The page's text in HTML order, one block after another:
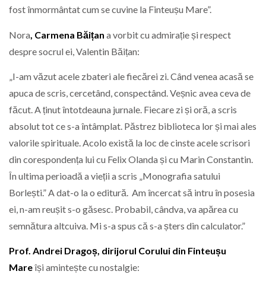
fost înmormântat cum se cuvine la Finteușu Mare”.
Nora , Carmena Băițan a vorbit cu admirație și respect
despre socrul ei, Valentin Băițan:
„I-am văzut acele zbateri ale fiecărei zi. Când venea acasă se
apuca de scris, cercetând, conspectând. Veșnic avea ceva de
făcut. A ținut întotdeauna jurnale. Fiecare zi și oră, a scris
absolut tot ce s-a întâmplat. Păstrez biblioteca lor și mai ales
valorile spirituale. Acolo există la loc de cinste acele scrisori
din corespondența lui cu Felix Olanda și cu Marin Constantin.
În ultima perioadă a vieții a scris „Monografia satului
Borlești.” A dat-o la o editură. Am încercat să intru în posesia
ei, n-am reușit s-o găsesc. Probabil, cândva, va apărea cu
semnătura altcuiva. Mi s-a spus că s-a șters din calculator.”
Prof. Andrei Dragoș, dirijorul Corului din Finteușu
Mareîși amintește cu nostalgie: